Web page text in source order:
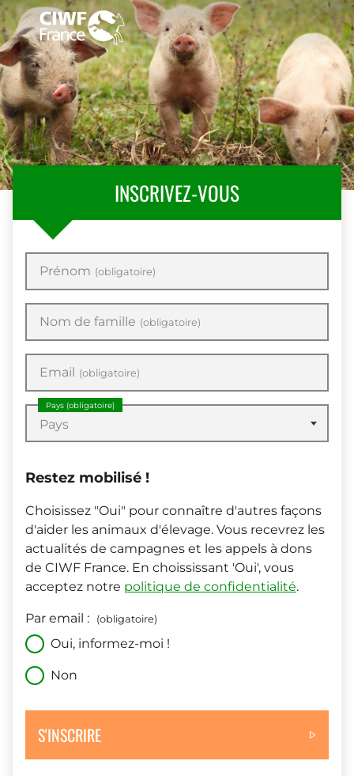
INSCRIVEZ-VOUS
Prénom (obligatoire)
Nom de famille (obligatoire)
Email (obligatoire)
Pays (obligatoire)
Pays
Restez mobilisé !
Choisissez "Oui" pour connaître d'autres façons
d'aider les animaux d'élevage. Vous recevrez les
actualités de campagnes et les appels à dons
de CIWF France. En choississant 'Oui', vous
acceptez notre politique de confidentialité.
Par email : (obligatoire)
Oui, informez-moi !
Non
S'INSCRIRE